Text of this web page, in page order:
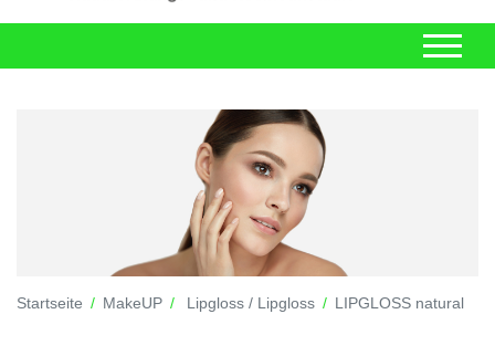
Startseite MakeUP Lipgloss / Lipgloss LIPGLOSS natural